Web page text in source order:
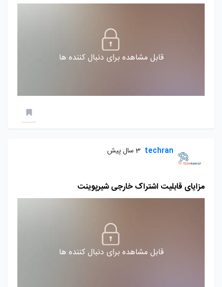
قابل مشاهده برای دنبال کننده ها
techran 3 سال پیش
مزایای قابلیت اشتراک خارجی شیرپوینت
قابل مشاهده برای دنبال کننده ها